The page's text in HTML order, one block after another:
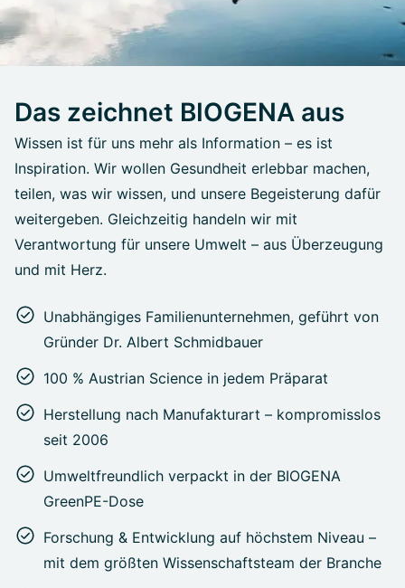
Das zeichnet BIOGENA aus
Wissen ist für uns mehr als Information – es ist
Inspiration. Wir wollen Gesundheit erlebbar machen,
teilen, was wir wissen, und unsere Begeisterung dafür
weitergeben. Gleichzeitig handeln wir mit
Verantwortung für unsere Umwelt – aus Überzeugung
und mit Herz.
Unabhängiges Familienunternehmen, geführt von
Gründer Dr. Albert Schmidbauer
100 % Austrian Science in jedem Präparat
Herstellung nach Manufakturart – kompromisslos
seit 2006
Umweltfreundlich verpackt in der BIOGENA
GreenPE-Dose
Forschung & Entwicklung auf höchstem Niveau –
mit dem größten Wissenschaftsteam der Branche